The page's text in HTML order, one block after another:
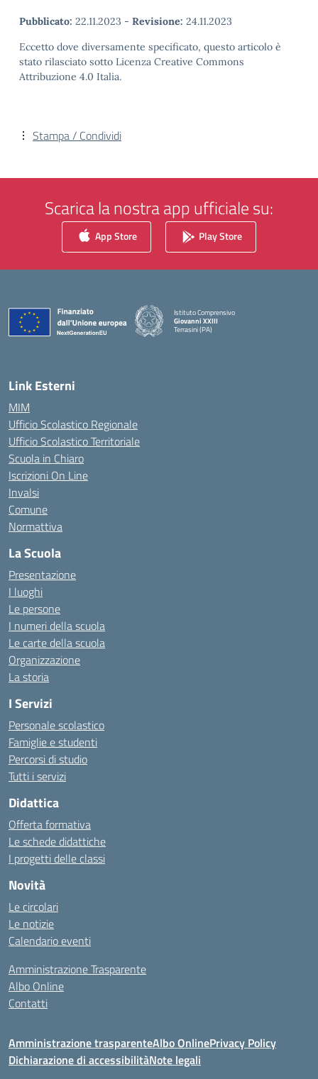
Pubblicato: 22.11.2023 - Revisione: 24.11.2023
Eccetto dove diversamente specificato, questo articolo è
stato rilasciato sotto Licenza Creative Commons
Attribuzione 4.0 Italia.
Stampa / Condividi
Scarica la nostra app ufficiale su:
App Store Play Store
Istituto Comprensivo
Giovanni XXIII
Terrasini (PA)
Link Esterni
MIM
Ufficio Scolastico Regionale
Ufficio Scolastico Territoriale
Scuola in Chiaro
Iscrizioni On Line
Invalsi
Comune
Normattiva
La Scuola
Presentazione
I luoghi
Le persone
I numeri della scuola
Le carte della scuola
Organizzazione
La storia
I Servizi
Personale scolastico
Famiglie e studenti
Percorsi di studio
Tutti i servizi
Didattica
Offerta formativa
Le schede didattiche
I progetti delle classi
Novità
Le circolari
Le notizie
Calendario eventi
Amministrazione Trasparente
Albo Online
Contatti
Amministrazione trasparenteAlbo OnlinePrivacy Policy
Dichiarazione di accessibilitàNote legali